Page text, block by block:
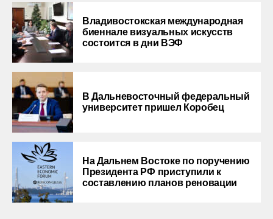
Владивостокская международная
биеннале визуальных искусств
состоится в дни ВЭФ
В Дальневосточный федеральный
университет пришел Коробец
На Дальнем Востоке по поручению
Президента РФ приступили к
составлению планов реновации